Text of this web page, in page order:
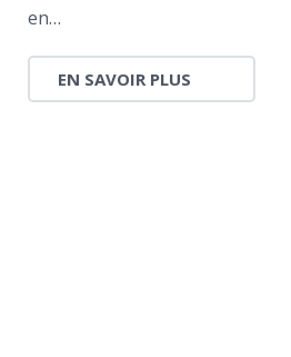
en…
EN SAVOIR PLUS